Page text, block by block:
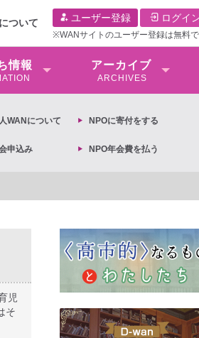
ついて ユーザー登録 ログイ
※WANサイトのユーザー登録は無料で
情報 アーカイブ
ARCHIVES
WANについて NPOに寄付をする
申込み NPO年会費を払う
◆女性差別撤廃条約実現アクション 亀永能布子
児
そ